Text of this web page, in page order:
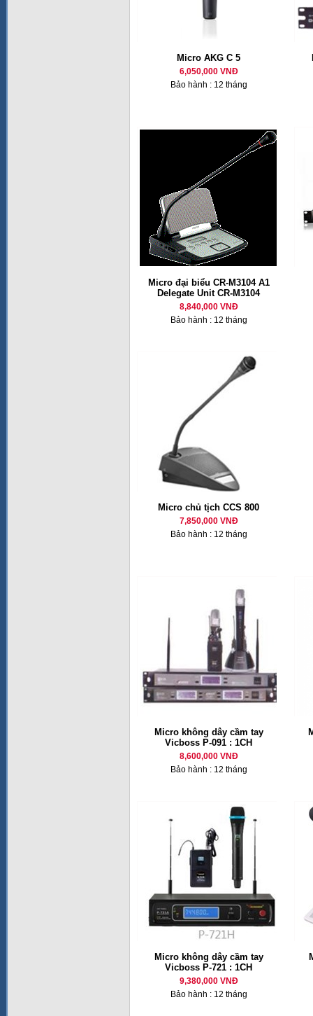
Micro AKG C 5
6,050,000 VNĐ
Bảo hành : 12 tháng
Micro đại biểu CR-M3104 A1
Delegate Unit CR-M3104
8,840,000 VNĐ
Bảo hành : 12 tháng
Micro chủ tịch CCS 800
7,850,000 VNĐ
Bảo hành : 12 tháng
Micro không dây cầm tay
Vicboss P-091 : 1CH
8,600,000 VNĐ
Bảo hành : 12 tháng
Micro không dây cầm tay
Vicboss P-721 : 1CH
9,380,000 VNĐ
Bảo hành : 12 tháng